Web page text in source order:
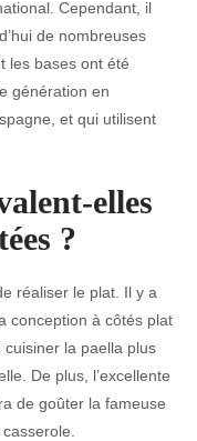
Cependant, il
de nombreuses
les bases ont été
génération en
et qui utilisent
elles
?
réaliser le plat. Il y a
conception à côtés plat
la paella plus
De plus, l’excellente
de goûter la fameuse